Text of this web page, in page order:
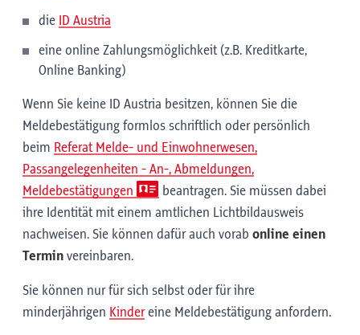
die ID Austria
eine online Zahlungsmöglichkeit (z.B. Kreditkarte,
Online Banking)
Wenn Sie keine ID Austria besitzen, können Sie die
Meldebestätigung formlos schriftlich oder persönlich
beim Referat Melde- und Einwohnerwesen,
Passangelegenheiten - An-, Abmeldungen,
Meldebestätigungen
beantragen. Sie müssen dabei
ihre Identität mit einem amtlichen Lichtbildausweis
nachweisen. Sie können dafür auch vorab online einen
Termin vereinbaren.
Sie können nur für sich selbst oder für ihre
minderjährigen Kindereine Meldebestätigung anfordern.